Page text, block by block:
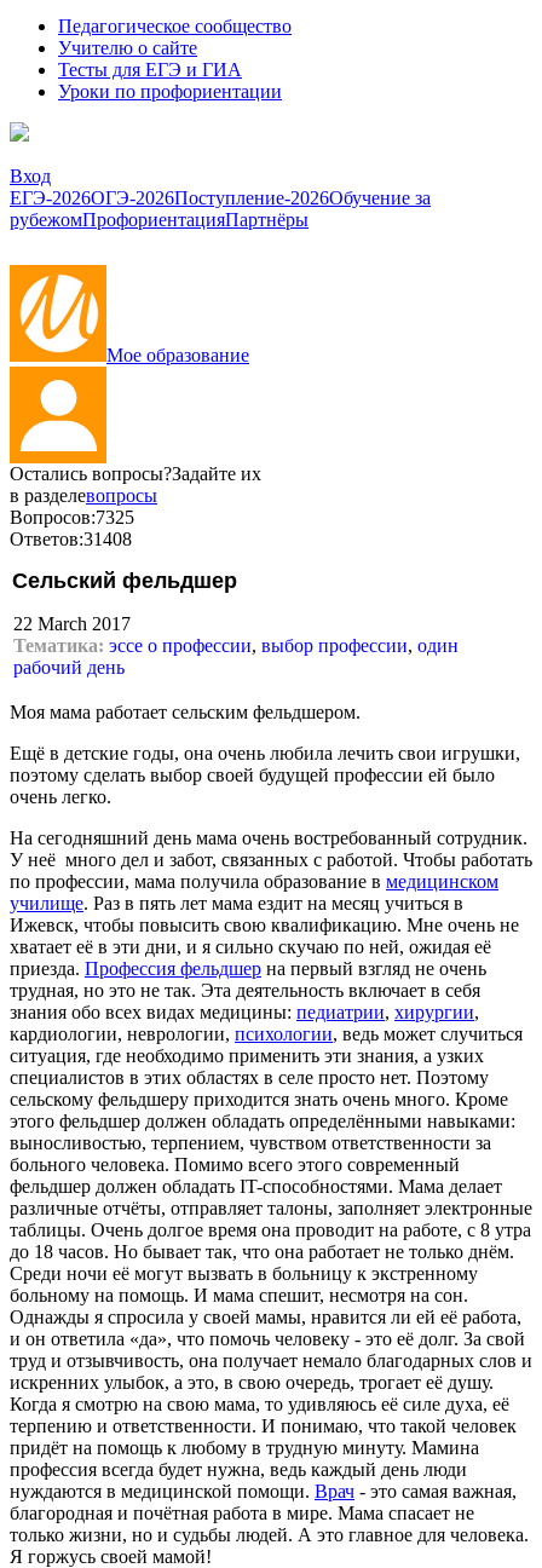
Педагогическое сообщество
Учителю о сайте
Тесты для ЕГЭ и ГИА
Уроки по профориентации
Вход
ЕГЭ-2026ОГЭ-2026Поступление-2026Обучение за
рубежомПрофориентацияПартнёры
Мое образование
Остались вопросы?Задайте их
в разделевопросы
Вопросов:7325
Ответов:31408
Сельский фельдшер
22 March 2017
Тематика: эссе о профессии, выбор профессии, один
рабочий день
Моя мама работает сельским фельдшером.
Ещё в детские годы, она очень любила лечить свои игрушки,
поэтому сделать выбор своей будущей профессии ей было
очень легко.
На сегодняшний день мама очень востребованный сотрудник.
У неё много дел и забот, связанных с работой. Чтобы работать
по профессии, мама получила образование в медицинском
училище. Раз в пять лет мама ездит на месяц учиться в
Ижевск, чтобы повысить свою квалификацию. Мне очень не
хватает её в эти дни, и я сильно скучаю по ней, ожидая её
приезда. Профессия фельдшер на первый взгляд не очень
трудная, но это не так. Эта деятельность включает в себя
знания обо всех видах медицины: педиатрии, хирургии,
кардиологии, неврологии, психологии, ведь может случиться
ситуация, где необходимо применить эти знания, а узких
специалистов в этих областях в селе просто нет. Поэтому
сельскому фельдшеру приходится знать очень много. Кроме
этого фельдшер должен обладать определёнными навыками:
выносливостью, терпением, чувством ответственности за
больного человека. Помимо всего этого современный
фельдшер должен обладать IT-способностями. Мама делает
различные отчёты, отправляет талоны, заполняет электронные
таблицы. Очень долгое время она проводит на работе, с 8 утра
до 18 часов. Но бывает так, что она работает не только днём.
Среди ночи её могут вызвать в больницу к экстренному
больному на помощь. И мама спешит, несмотря на сон.
Однажды я спросила у своей мамы, нравится ли ей её работа,
и он ответила «да», что помочь человеку - это её долг. За свой
труд и отзывчивость, она получает немало благодарных слов и
искренних улыбок, а это, в свою очередь, трогает её душу.
Когда я смотрю на свою мама, то удивляюсь её силе духа, её
терпению и ответственности. И понимаю, что такой человек
придёт на помощь к любому в трудную минуту. Мамина
профессия всегда будет нужна, ведь каждый день люди
нуждаются в медицинской помощи. Врач - это самая важная,
благородная и почётная работа в мире. Мама спасает не
только жизни, но и судьбы людей. А это главное для человека.
Я горжусь своей мамой!